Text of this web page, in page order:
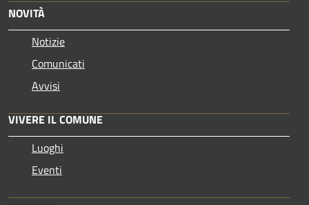
NOVITÀ
Notizie
Comunicati
Avvisi
VIVERE IL COMUNE
Luoghi
Eventi